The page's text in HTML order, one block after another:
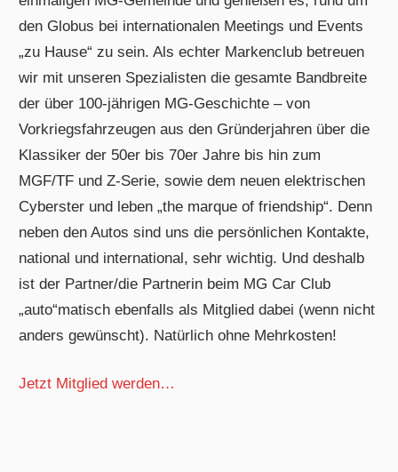
den Globus bei internationalen Meetings und Events
„zu Hause“ zu sein. Als echter Markenclub betreuen
wir mit unseren Spezialisten die gesamte Bandbreite
der über 100-jährigen MG-Geschichte – von
Vorkriegsfahrzeugen aus den Gründerjahren über die
Klassiker der 50er bis 70er Jahre bis hin zum
MGF/TF und Z-Serie, sowie dem neuen elektrischen
Cyberster und leben „the marque of friendship“. Denn
neben den Autos sind uns die persönlichen Kontakte,
national und international, sehr wichtig. Und deshalb
ist der Partner/die Partnerin beim MG Car Club
„auto“matisch ebenfalls als Mitglied dabei (wenn nicht
anders gewünscht). Natürlich ohne Mehrkosten!
Jetzt Mitglied werden…